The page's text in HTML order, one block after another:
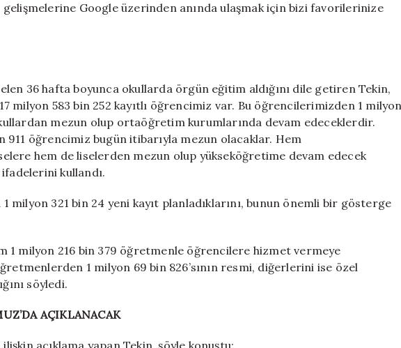
Google üzerinden anında ulaşmak için bizi favorilerinize
36 hafta boyunca okullarda örgün eğitim aldığını dile getiren Tekin,
milyon 583 bin 252 kayıtlı öğrencimiz var. Bu öğrencilerimizden 1
mezun olup ortaöğretim kurumlarında devam edeceklerdir.
911 öğrencimiz bugün itibarıyla mezun olacaklar. Hem
hem de liselerden mezun olup yükseköğretime devam edecek
kullandı.
milyon 321 bin 24 yeni kayıt planladıklarını, bunun önemli bir gösterge
1 milyon 216 bin 379 öğretmenle öğrencilere hizmet vermeye
1 milyon 69 bin 826’sının resmi, diğerlerini ise özel
söyledi.
AÇIKLANACAK